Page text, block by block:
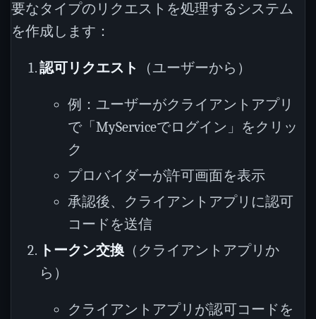
要なタイプのリクエストを処理するシステム
を作成します：
認可リクエスト （ユーザーから）
例：ユーザーがクライアントアプリ
で「MyServiceでログイン」をクリッ
ク
プロバイダーが許可画面を表示
承認後、クライアントアプリに認可
コードを送信
トークン交換 （クライアントアプリか
ら）
クライアントアプリが認可コードを